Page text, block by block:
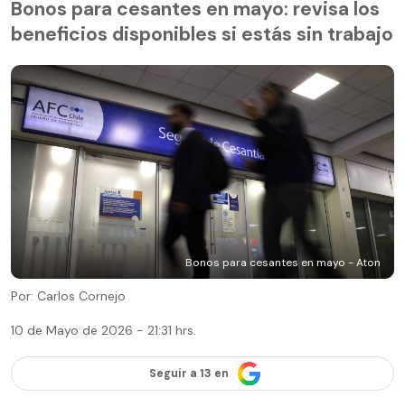
Bonos para cesantes en mayo: revisa los
beneficios disponibles si estás sin trabajo
Bonos para cesantes en mayo - Aton
Por: Carlos Cornejo
10 de Mayo de 2026 - 21:31 hrs.
Seguir a 13 en